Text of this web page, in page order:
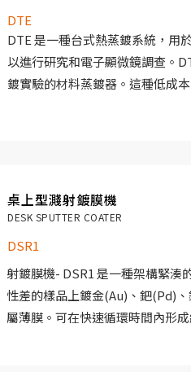
DTE
DTE 是一種台式熱蒸鍍系統，用
以進行研究和電子顯微鏡調查。
鍍實驗的材料蒸鍍器。這種低成
桌上型濺射鍍膜機
DESK SPUTTER COATER
DSR1
濺射鍍膜機- DSR1 是一種架構緊湊
電性差的樣品上鍍金(Au)、鈀(Pd)
金屬薄膜。可在快速循環時間內形